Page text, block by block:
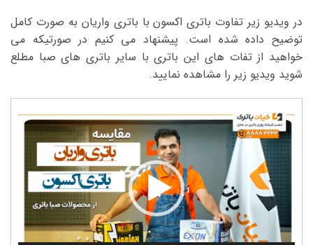
در ویدیو زیر تفاوت باتری اکسون با باتری واریان به صورت کامل
توضیح داده شده است. پیشنهاد می کنیم در صورتیکه می
خواهید از تفات های این باتری با سایر باتری های صبا مطلع
شوید ویدیو زیر را مشاهده نمایید.
نمایشگر
ویدیو